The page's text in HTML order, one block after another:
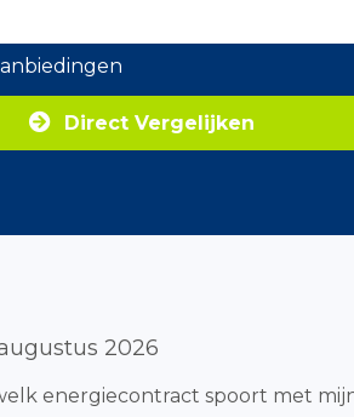
Direct Vergelijken
2026
energiecontract spoort met